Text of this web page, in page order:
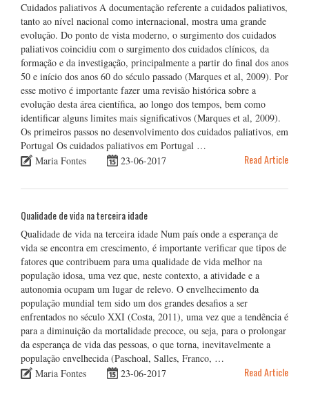
Cuidados paliativos A documentação referente a cuidados paliativos,
tanto ao nível nacional como internacional, mostra uma grande
evolução. Do ponto de vista moderno, o surgimento dos cuidados
paliativos coincidiu com o surgimento dos cuidados clínicos, da
formação e da investigação, principalmente a partir do final dos anos
50 e início dos anos 60 do século passado (Marques et al, 2009). Por
esse motivo é importante fazer uma revisão histórica sobre a
evolução desta área científica, ao longo dos tempos, bem como
identificar alguns limites mais significativos (Marques et al, 2009).
Os primeiros passos no desenvolvimento dos cuidados paliativos, em
Portugal Os cuidados paliativos em Portugal …
Maria Fontes
23-06-2017 Read Article
Qualidade de vida na terceira idade
Qualidade de vida na terceira idade Num país onde a esperança de
vida se encontra em crescimento, é importante verificar que tipos de
fatores que contribuem para uma qualidade de vida melhor na
população idosa, uma vez que, neste contexto, a atividade e a
autonomia ocupam um lugar de relevo. O envelhecimento da
população mundial tem sido um dos grandes desafios a ser
enfrentados no século XXI (Costa, 2011), uma vez que a tendência é
para a diminuição da mortalidade precoce, ou seja, para o prolongar
da esperança de vida das pessoas, o que torna, inevitavelmente a
população envelhecida (Paschoal, Salles, Franco, …
Maria Fontes
23-06-2017 Read Article